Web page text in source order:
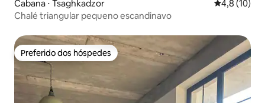
Cabana ⋅ Tsaghkadzor 4,8 de uma
4,8 (10)
Chalé triangular pequeno escandinavo
Preferido dos hóspedes
Preferido dos hóspedes